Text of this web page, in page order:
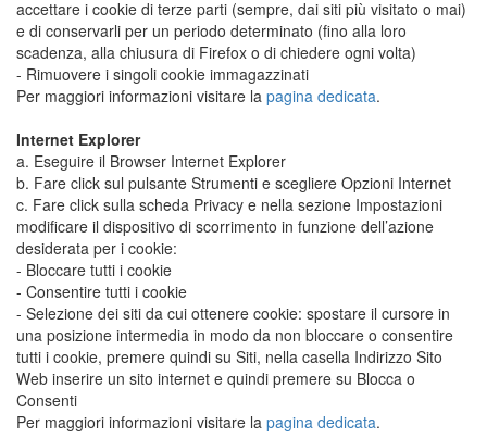
accettare i cookie di terze parti (sempre, dai siti più visitato o mai)
e di conservarli per un periodo determinato (fino alla loro
scadenza, alla chiusura di Firefox o di chiedere ogni volta)
- Rimuovere i singoli cookie immagazzinati
Per maggiori informazioni visitare la pagina dedicata.
Internet Explorer
a. Eseguire il Browser Internet Explorer
b. Fare click sul pulsante Strumenti e scegliere Opzioni Internet
c. Fare click sulla scheda Privacy e nella sezione Impostazioni
modificare il dispositivo di scorrimento in funzione dell’azione
desiderata per i cookie:
- Bloccare tutti i cookie
- Consentire tutti i cookie
- Selezione dei siti da cui ottenere cookie: spostare il cursore in
una posizione intermedia in modo da non bloccare o consentire
tutti i cookie, premere quindi su Siti, nella casella Indirizzo Sito
Web inserire un sito internet e quindi premere su Blocca o
Consenti
Per maggiori informazioni visitare la pagina dedicata.